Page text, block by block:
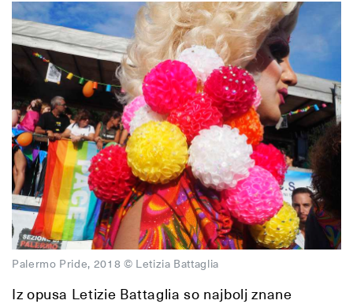
Palermo Pride, 2018 © Letizia Battaglia
Iz opusa Letizie Battaglia so najbolj znane